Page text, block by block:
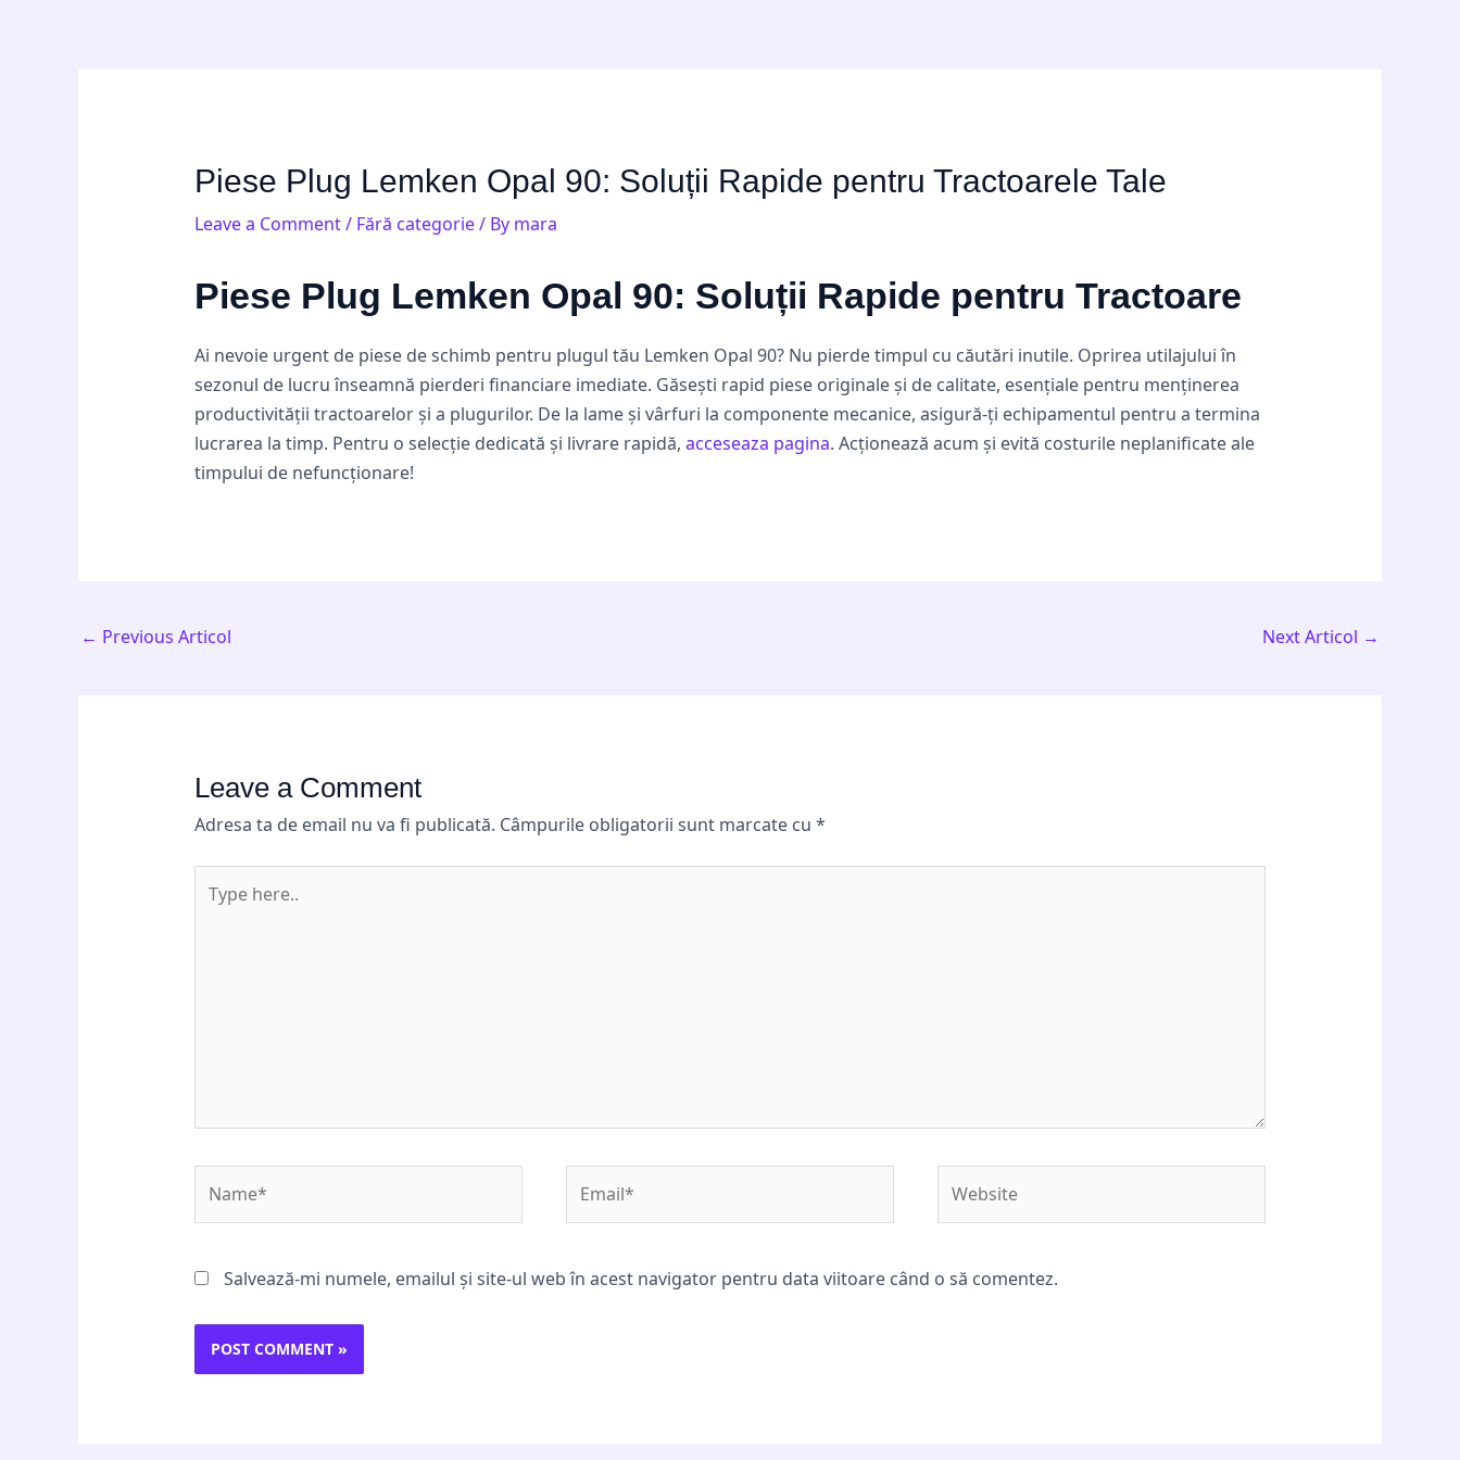
Piese Plug Lemken Opal 90: Soluții Rapide pentru Tractoarele Tale
Leave a Comment/ Fără categorie/ By mara
Piese Plug Lemken Opal 90: Soluții Rapide pentru Tractoare
Ai nevoie urgent de piese de schimb pentru plugul tău Lemken Opal 90? Nu pierde timpul cu căutări inutile. Oprirea utilajului în
sezonul de lucru înseamnă pierderi financiare imediate. Găsești rapid piese originale și de calitate, esențiale pentru menținerea
productivității tractoarelor și a plugurilor. De la lame și vârfuri la componente mecanice, asigură-ți echipamentul pentru a termina
lucrarea la timp. Pentru o selecție dedicată și livrare rapidă, acceseaza pagina. Acționează acum și evită costurile neplanificate ale
timpului de nefuncționare!
← Previous Articol Next Articol →
Leave a Comment
Adresa ta de email nu va fi publicată. Câmpurile obligatorii sunt marcate cu *
here..
Salvează-mi numele, emailul și site-ul web în acest navigator pentru data viitoare când o să comentez.